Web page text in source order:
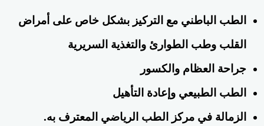
الطب الباطني مع التركيز بشكل خاص على أمراض
القلب وطب الطوارئ والتغذية السريرية
جراحة العظام والكسور
الطب الطبيعي وإعادة التأهيل
الزمالة في مركز الطب الرياضي المعترف به.